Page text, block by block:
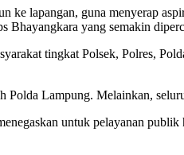
lapangan, guna menyerap
yang semakin
tingkat Polsek, Polres,
Lampung. Melainkan,
untuk pelayanan